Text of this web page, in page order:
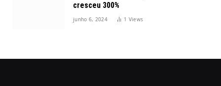
cresceu 300%
junho 6, 2024 1 Views